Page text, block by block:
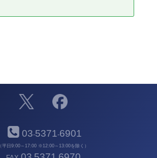
03-5371-6901
（平日9:00～17:00 ※12:00～13:00を除く）